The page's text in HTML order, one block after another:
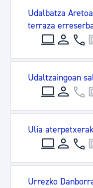
Udalbatza
terraza
Udaltzaingoan
Ulia
Urrezko